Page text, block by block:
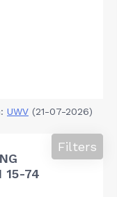
UWV (21-07-2026)
15-74
Filters